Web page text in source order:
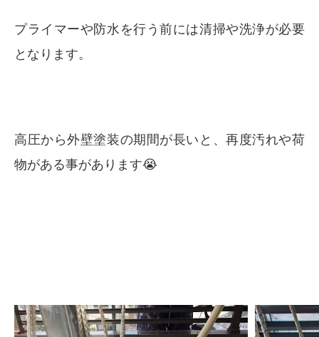
プライマーや防水を行う前には清掃や洗浄が必要
となります。
高圧から外壁塗装の期間が長いと、再度汚れや荷
物がある事があります😭